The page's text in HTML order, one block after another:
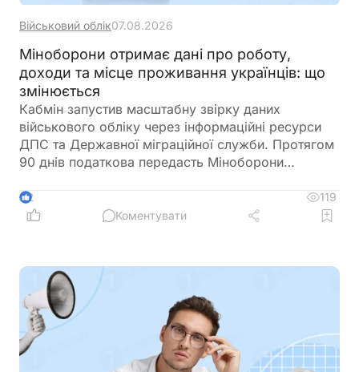
Військовий облік07.08.2026
Міноборони отримає дані про роботу,
доходи та місце проживання українців: що
змінюється
Кабмін запустив масштабну звірку даних
військового обліку через інформаційні ресурси
ДПС та Державної міграційної служби. Протягом
90 днів податкова передасть Міноборони
років, включаючи відомості про місце роботи,
доходи та персональні дані. Паралельно ДМС
відцифрований образ обличчя. Якщо людини ще
немає у військовому реєстрі, система
автоматично сформує для неї цифровий профіль
на підставі отриманої інформації
2
119
Коментувати